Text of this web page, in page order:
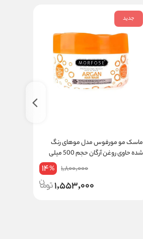
جدید
ماسک مو مورفوس مدل موهای رنگ
شده حاوی روغن آرگان حجم 500 میلی
1,800,000
14%
1,553,000